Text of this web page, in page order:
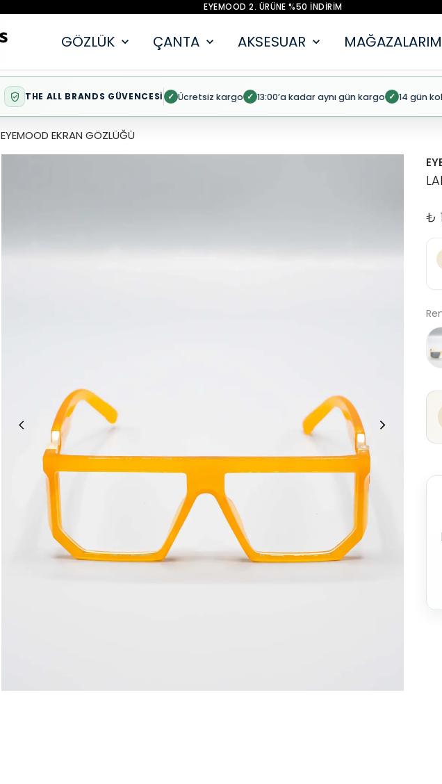
EYEMOOD 2. ÜRÜNE %50 İNDİRİM
GÖZLÜK ÇANTA AKSESUAR
THE ALL BRANDS GÜVENCESİ ✓ Ücretsiz kargo ✓ 13:00’a kadar aynı gün kargo ✓ 14 gün
EYEMOOD EKRAN GÖZLÜĞÜ
₺